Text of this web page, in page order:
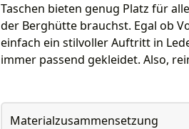
Taschen bieten genug Platz für
der Berghütte brauchst. Egal ob
einfach ein stilvoller Auftritt in
immer passend gekleidet. Also,
Materialzusammensetzung